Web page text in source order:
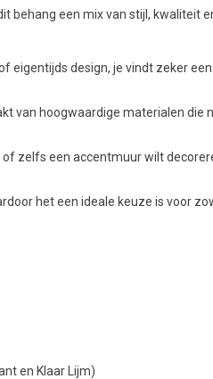
behang een mix van stijl, kwaliteit
eigentijds design, je vindt zeker
van hoogwaardige materialen die
zelfs een accentmuur wilt
het een ideale keuze is voor
en Klaar Lijm)